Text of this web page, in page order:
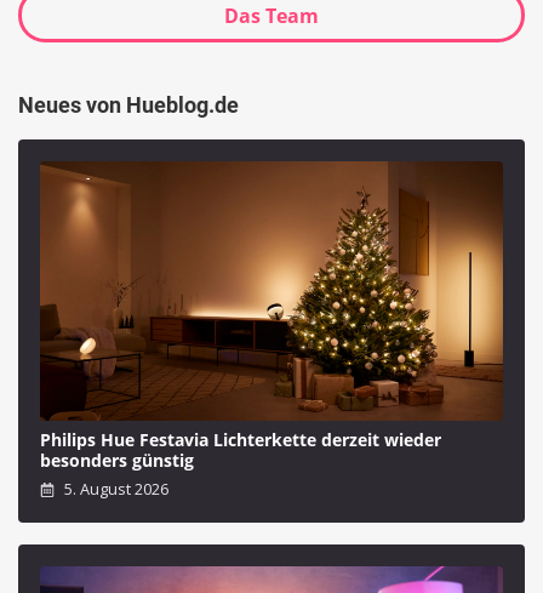
Das Team
Neues von Hueblog.de
Philips Hue Festavia Lichterkette derzeit wieder
besonders günstig
5. August 2026